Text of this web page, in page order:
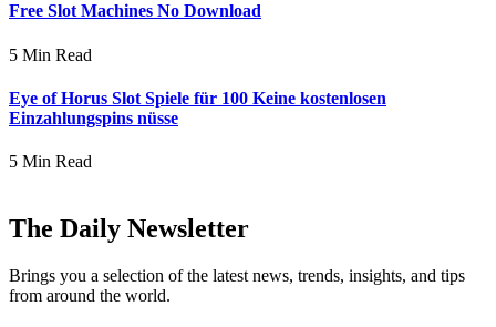
Free Slot Machines No Download
5 Min Read
Eye of Horus Slot Spiele für 100 Keine kostenlosen
Einzahlungspins nüsse
5 Min Read
The Daily Newsletter
Brings you a selection of the latest news, trends, insights, and tips
from around the world.